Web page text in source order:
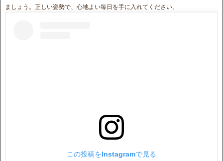
ましょう。正しい姿勢で、心地よい毎日を手に入れてください。
この投稿をInstagramで見る